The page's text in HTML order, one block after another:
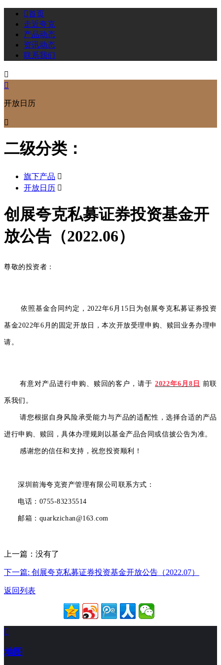
首页
走近夸克
产品动态
资讯动态
联系我们


开放日历

二级分类：
旗下产品 
开放日历 
创展夸克私募证券投资基金开
放公告（2022.06）
尊敬的投资者：
依照基金合同约定，2022年6月15日为创展夸克私募证券投资
基金2022年6月的固定开放日，本次开放受理申购、赎回 业务办理申
请。
有意对产品进行申购、赎回的客户，请于2022年6月8日 前联
系我们。
请您根据自身风险承受能力与产品的适配性，选择合适的产品
进行申购、赎回，具体办理规则以基金产品合同或信披公告为准。
感谢您的信任和支持，祝您投资顺利！
深圳前海夸克资产管理有限公司联系方式：
电话：0755-83235514
邮箱：quarkzichan@163.com
上一篇：没有了
下一篇: 创展夸克私募证券投资基金开放公告（2022.07）
返回列表

地图